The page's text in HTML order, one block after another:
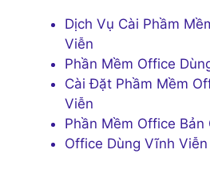
Dịch Vụ Cài Phầm
Viễn
Phần Mềm Office
Cài Đặt Phầm Mềm
Viễn
Phần Mềm Office Bản
Office Dùng Vĩnh Viễn